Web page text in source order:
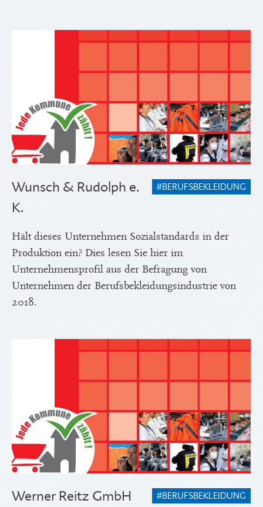
#BERUFSBEKLEIDUNG
Wunsch & Rudolph e.
K.
Hält dieses Unternehmen Sozialstandards in der
Produktion ein? Dies lesen Sie hier im
Unternehmensprofil aus der Befragung von
Unternehmen der Berufsbekleidungsindustrie von
2018.
#BERUFSBEKLEIDUNG
Werner Reitz GmbH